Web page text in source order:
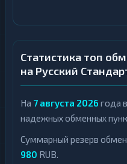
Статистика топ
на Русский
На 7 августа 2026 года
надежных обменных
Суммарный резерв
980 RUB.